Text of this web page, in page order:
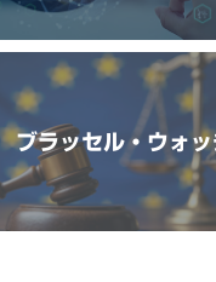
ブラッセル・ウォッ